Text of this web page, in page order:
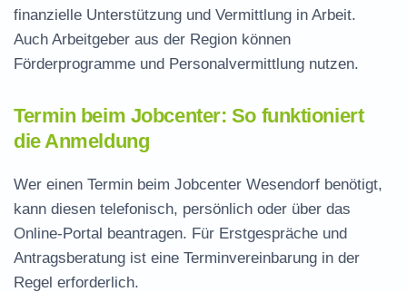
finanzielle Unterstützung und Vermittlung in Arbeit.
Auch Arbeitgeber aus der Region können
Förderprogramme und Personalvermittlung nutzen.
Termin beim Jobcenter: So funktioniert
die Anmeldung
Wer einen Termin beim Jobcenter Wesendorf benötigt,
kann diesen telefonisch, persönlich oder über das
Online-Portal beantragen. Für Erstgespräche und
Antragsberatung ist eine Terminvereinbarung in der
Regel erforderlich.